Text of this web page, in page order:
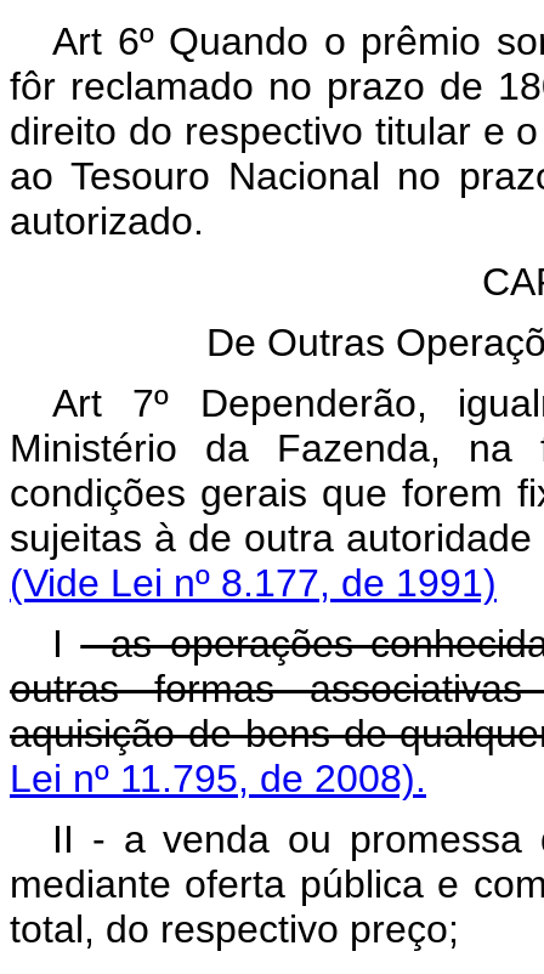
Art 6º Quando o prêmio
fôr reclamado no prazo de
direito do respectivo titular e
ao Tesouro Nacional no
autorizado.
De Outras
Art 7º Dependerão,
Ministério da Fazenda,
condições gerais que forem
sujeitas à de outra
(Vide Lei nº 8.177, de 1991)
I- as operações
outras formas
aquisição de bens de
Lei nº 11.795, de 2008).
II - a venda ou promessa
mediante oferta pública e
total, do respectivo preço;